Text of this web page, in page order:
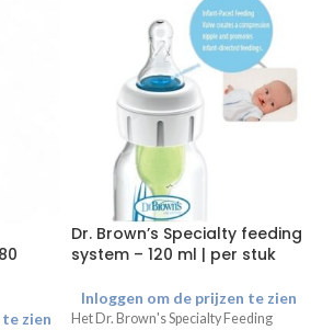
zien
Dr. Brown’s Specialty feeding
system – 120 ml | per stuk
Inloggen om de prijzen te zien
Het Dr. Brown's Specialty Feeding